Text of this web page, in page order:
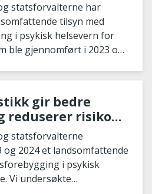
statsforvalterne har
tilsyn med
i psykisk helsevern for
ble gjennomført i 2023 og
gir bedre
reduserer risiko
statsforvalterne
2024 et landsomfattende
i psykisk
Vi undersøkte